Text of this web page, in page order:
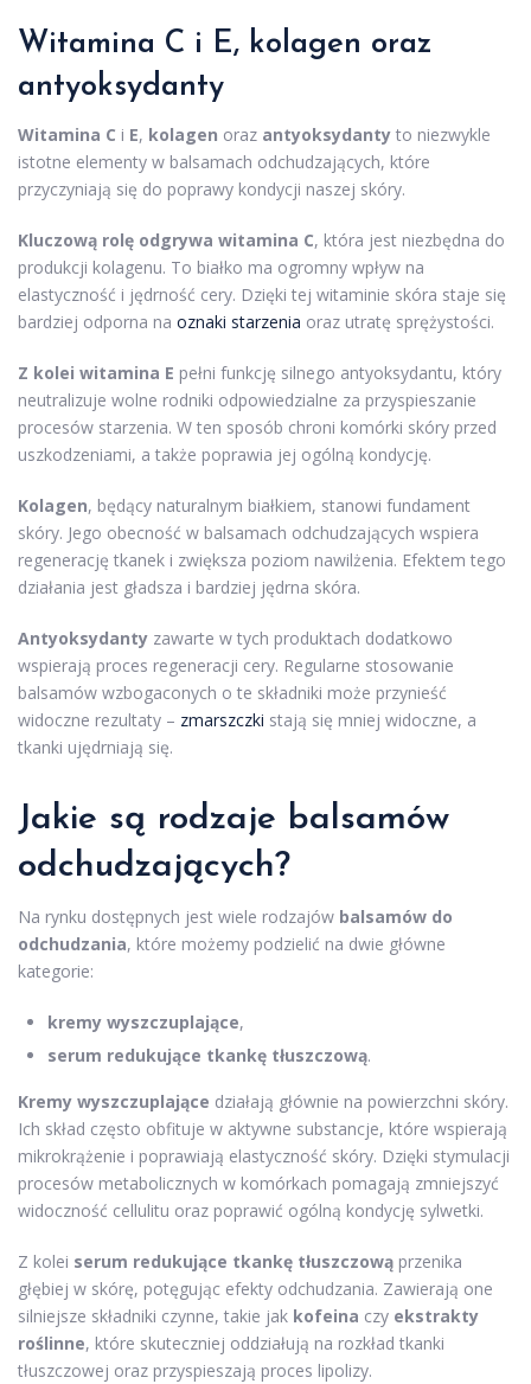
Witamina C i E, kolagen oraz
antyoksydanty
Witamina C i E, kolagen oraz antyoksydanty to niezwykle
istotne elementy w balsamach odchudzających, które
przyczyniają się do poprawy kondycji naszej skóry.
Kluczową rolę odgrywa witamina C, która jest niezbędna do
produkcji kolagenu. To białko ma ogromny wpływ na
elastyczność i jędrność cery. Dzięki tej witaminie skóra staje się
bardziej odporna na oznaki starzenia oraz utratę sprężystości.
Z kolei witamina E pełni funkcję silnego antyoksydantu, który
neutralizuje wolne rodniki odpowiedzialne za przyspieszanie
procesów starzenia. W ten sposób chroni komórki skóry przed
uszkodzeniami, a także poprawia jej ogólną kondycję.
Kolagen, będący naturalnym białkiem, stanowi fundament
skóry. Jego obecność w balsamach odchudzających wspiera
regenerację tkanek i zwiększa poziom nawilżenia. Efektem tego
działania jest gładsza i bardziej jędrna skóra.
Antyoksydanty zawarte w tych produktach dodatkowo
wspierają proces regeneracji cery. Regularne stosowanie
balsamów wzbogaconych o te składniki może przynieść
widoczne rezultaty – zmarszczki stają się mniej widoczne, a
tkanki ujędrniają się.
Jakie są rodzaje balsamów
odchudzających?
Na rynku dostępnych jest wiele rodzajów balsamów do
odchudzania, które możemy podzielić na dwie główne
kategorie:
kremy wyszczuplające,
serum redukujące tkankę tłuszczową.
Kremy wyszczuplające działają głównie na powierzchni skóry.
Ich skład często obfituje w aktywne substancje, które wspierają
mikrokrążenie i poprawiają elastyczność skóry. Dzięki stymulacji
procesów metabolicznych w komórkach pomagają zmniejszyć
widoczność cellulitu oraz poprawić ogólną kondycję sylwetki.
Z kolei serum redukujące tkankę tłuszczową przenika
głębiej w skórę, potęgując efekty odchudzania. Zawierają one
silniejsze składniki czynne, takie jak kofeina czy ekstrakty
roślinne, które skuteczniej oddziałują na rozkład tkanki
tłuszczowej oraz przyspieszają proces lipolizy.